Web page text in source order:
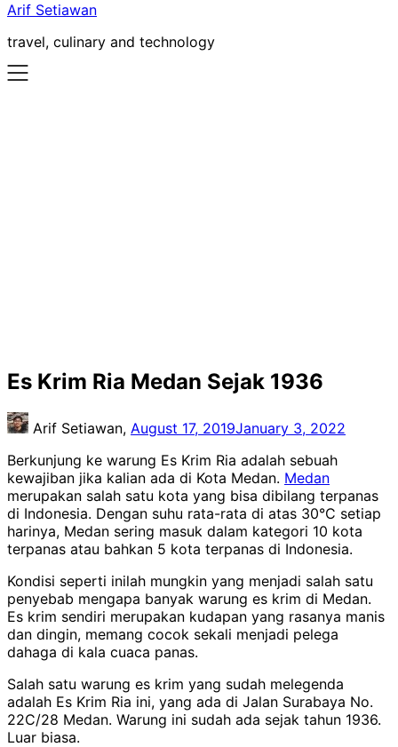
Arif Setiawan
travel, culinary and technology
Es Krim Ria Medan Sejak 1936
Arif Setiawan, August 17, 2019January 3, 2022
Berkunjung ke warung Es Krim Ria adalah sebuah
kewajiban jika kalian ada di Kota Medan. Medan
merupakan salah satu kota yang bisa dibilang terpanas
di Indonesia. Dengan suhu rata-rata di atas 30°C setiap
harinya, Medan sering masuk dalam kategori 10 kota
terpanas atau bahkan 5 kota terpanas di Indonesia.
Kondisi seperti inilah mungkin yang menjadi salah satu
penyebab mengapa banyak warung es krim di Medan.
Es krim sendiri merupakan kudapan yang rasanya manis
dan dingin, memang cocok sekali menjadi pelega
dahaga di kala cuaca panas.
Salah satu warung es krim yang sudah melegenda
adalah Es Krim Ria ini, yang ada di Jalan Surabaya No.
22C/28 Medan. Warung ini sudah ada sejak tahun 1936.
Luar biasa.